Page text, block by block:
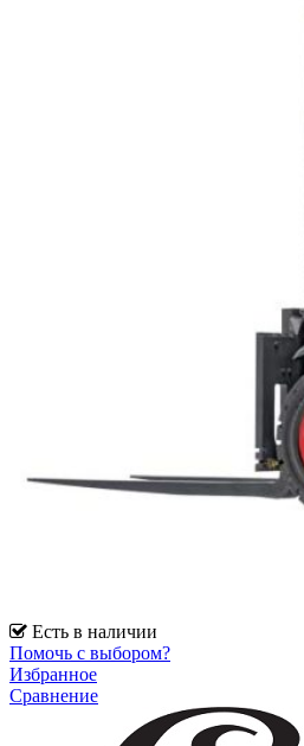
Есть в наличии
Помочь с выбором?
Избранное
Сравнение